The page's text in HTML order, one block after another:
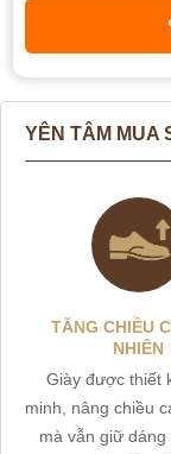
YÊN TÂM MUA
TĂNG CHIỀU
NHIÊN
Giày được thiết
minh, nâng chiều
mà vẫn giữ dáng